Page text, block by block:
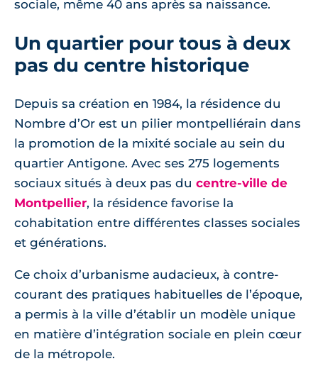
sociale, même 40 ans après sa naissance.
Un quartier pour tous à deux
pas du centre historique
Depuis sa création en 1984, la résidence du
Nombre d’Or est un pilier montpelliérain dans
la promotion de la mixité sociale au sein du
quartier Antigone. Avec ses 275 logements
sociaux situés à deux pas du centre-ville de
Montpellier, la résidence favorise la
cohabitation entre différentes classes sociales
et générations.
Ce choix d’urbanisme audacieux, à contre-
courant des pratiques habituelles de l’époque,
a permis à la ville d’établir un modèle unique
en matière d’intégration sociale en plein cœur
de la métropole.